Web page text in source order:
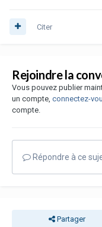
Citer
Rejoindre la
Vous pouvez publier
un compte, connectez-
compte.
Répondre à ce
Partager